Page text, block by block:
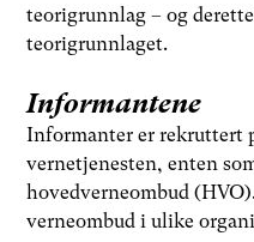
teorigrunnlag – og
teorigrunnlaget.
Informantene
Informanter er rekruttert
vernetjenesten, enten
hovedverneombud
verneombud i ulike